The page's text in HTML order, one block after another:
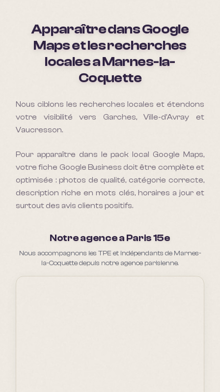
Apparaître dans Google
Maps et les recherches
locales aMarnes-la-
Coquette
Nous ciblons les recherches locales et étendons
votre visibilité vers Garches, Ville-d'Avray et
Vaucresson.
Pour apparaître dans le pack local Google Maps,
votre fiche Google Business doit être complète et
optimisée : photos de qualité, catégorie correcte,
description riche en mots clés, horaires a jour et
surtout des avis clients positifs.
Notre agence a Paris 15e
Nous accompagnons les TPE et indépendants de Marnes-
la-Coquette depuis notre agence parisienne.